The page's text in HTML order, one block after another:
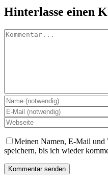
Facebook
X
Pinterest
E-
Mail
Hinterlasse einen
Kommentar
Meinen Namen, E-Mail und
speichern, bis ich wieder